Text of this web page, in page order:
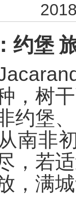
约堡
，树
约堡
南非
，若
，满